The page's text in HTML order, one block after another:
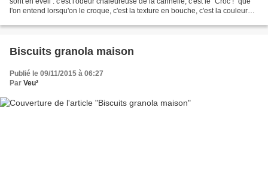
l'on entend lorsqu'on le croque, c'est la texture en bouche, c'est la couleur
Biscuits granola maison
Publié le 09/11/2015 à 06:27
Par Veu²